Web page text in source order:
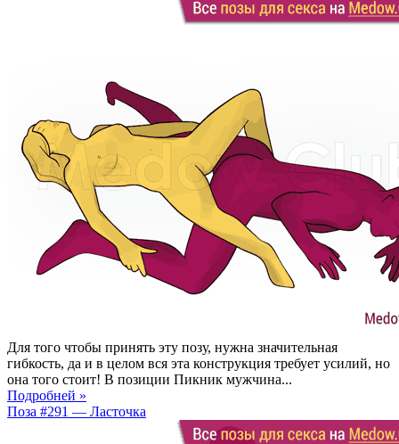
Для того чтобы принять эту позу, нужна значительная
гибкость, да и в целом вся эта конструкция требует усилий, но
она того стоит! В позиции Пикник мужчина...
Подробней »
Поза #291 — Ласточка